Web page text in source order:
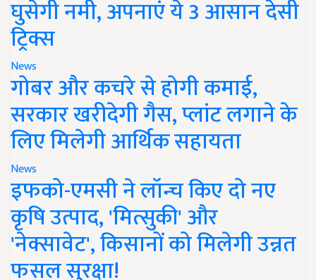
घुसेगी नमी, अपनाएं ये 3 आसान देसी
ट्रिक्स
News
गोबर और कचरे से होगी कमाई,
सरकार खरीदेगी गैस, प्लांट लगाने के
लिए मिलेगी आर्थिक सहायता
News
इफको-एमसी ने लॉन्च किए दो नए
कृषि उत्पाद, 'मित्सुकी' और
'नेक्सावेट', किसानों को मिलेगी उन्नत
फसल सुरक्षा!